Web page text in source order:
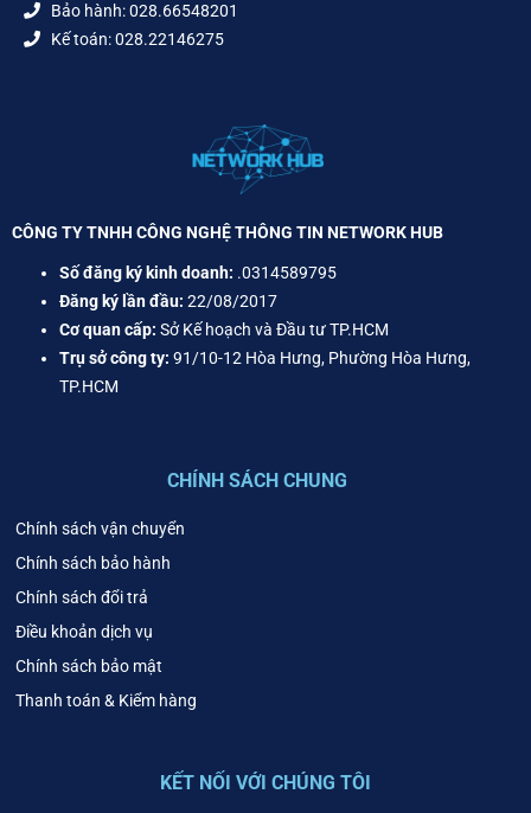
Bảo hành: 028.66548201
Kế toán: 028.22146275
CÔNG TY TNHH CÔNG NGHỆ THÔNG TIN NETWORK HUB
Số đăng ký kinh doanh: .0314589795
Đăng ký lần đầu: 22/08/2017
Cơ quan cấp: Sở Kế hoạch và Đầu tư TP.HCM
Trụ sở công ty: 91/10-12 Hòa Hưng, Phường Hòa Hưng,
TP.HCM
CHÍNH SÁCH CHUNG
Chính sách vận chuyển
Chính sách bảo hành
Chính sách đổi trả
Điều khoản dịch vụ
Chính sách bảo mật
Thanh toán & Kiểm hàng
KẾT NỐI VỚI CHÚNG TÔI